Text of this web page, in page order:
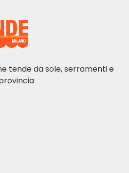
tende da sole, serramenti e